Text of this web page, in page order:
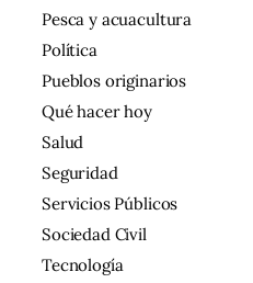
Pesca y acuacultura
Política
Pueblos originarios
Qué hacer hoy
Salud
Seguridad
Servicios Públicos
Sociedad Civil
Tecnología